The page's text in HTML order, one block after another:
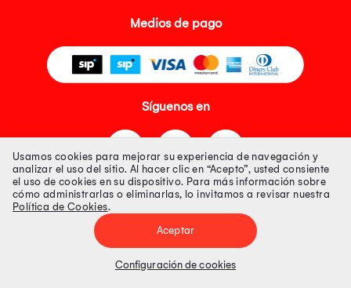
Medios de pago
Síguenos en
Tienda 100% Segura
Tiendas Peruanas S.A. R.U.C. Nº 20493020618. Todos los derechos
Precios disponibles solo en www.oechsle.pe. Precios online publicados
Usamos cookies para mejorar su experiencia de navegación y
analizar el uso del sitio. Al hacer clic en “Acepto”, usted consiente
el uso de cookies en su dispositivo. Para más información sobre
cómo administrarlas o eliminarlas, lo invitamos a revisar nuestra
Política de Cookies.
Aceptar
Configuración de cookies